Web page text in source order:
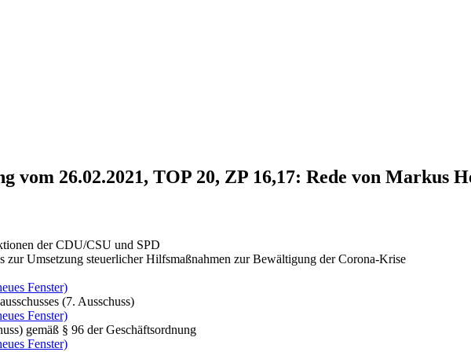
vom 26.02.2021, TOP 20, ZP 16,17: Rede von Markus
der CDU/CSU und SPD
zur Umsetzung steuerlicher Hilfsmaßnahmen zur Bewältigung der Corona-Krise
Fenster)
(7. Ausschuss)
Fenster)
gemäß § 96 der Geschäftsordnung
Fenster)